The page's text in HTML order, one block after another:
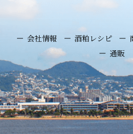
会社情報 酒粕レシピ
通販